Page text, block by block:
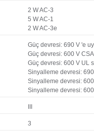
2 W AC-3
5 W AC-1
2 W AC-3e
Güç devresi: 690 V 'e
Güç devresi: 600 V
Güç devresi: 600 V UL
Sinyalleme devresi:
Sinyalleme devresi:
Sinyalleme devresi:
3